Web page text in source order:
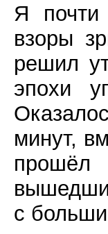
Я почти
взоры
решил
эпохи
минут,
прошёл
с